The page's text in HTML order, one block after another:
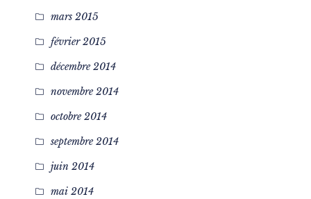
mars 2015
février 2015
décembre 2014
novembre 2014
octobre 2014
septembre 2014
juin 2014
mai 2014